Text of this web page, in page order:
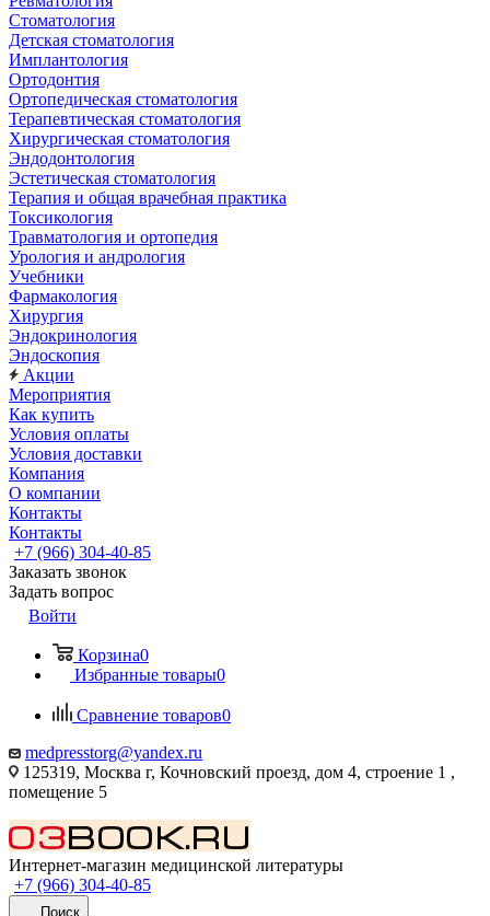
Стоматология
Детская стоматология
Имплантология
Ортодонтия
Ортопедическая стоматология
Терапевтическая стоматология
Хирургическая стоматология
Эндодонтология
Эстетическая стоматология
Терапия и общая врачебная практика
Токсикология
Травматология и ортопедия
Урология и андрология
Учебники
Фармакология
Хирургия
Эндокринология
Эндоскопия
Акции
Мероприятия
Как купить
Условия оплаты
Условия доставки
Компания
О компании
Контакты
Контакты
+7 (966) 304-40-85
Заказать звонок
Задать вопрос
Войти
Корзина0
Избранные товары0
Сравнение товаров0
medpresstorg@yandex.ru
125319, Москва г, Кочновский проезд, дом 4, строение 1 ,
помещение 5
Интернет-магазин медицинской литературы
+7 (966) 304-40-85
Поиск